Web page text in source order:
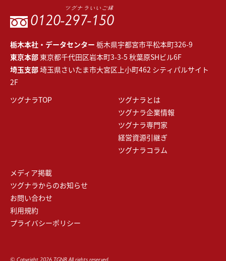
0120-297-150
ツグナラいいご縁
栃木本社・データセンター 栃木県宇都宮市平松本町326-9
東京本部 東京都千代田区岩本町3-3-5 秋葉原SHビル6F
埼玉支部埼玉県さいたま市大宮区上小町462 シティパルサイト
2F
ツグナラTOP
ツグナラとは
ツグナラ企業情報
ツグナラ専門家
経営資源引継ぎ
ツグナラコラム
メディア掲載
ツグナラからのお知らせ
お問い合わせ
利用規約
プライバシーポリシー
© Copyright 2026 TGNR All rights reserved.